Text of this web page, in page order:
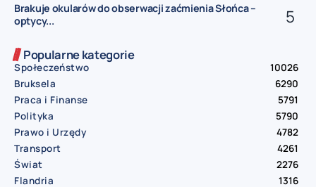
Brakuje okularów do obserwacji zaćmienia Słońca –
optycy...
Popularne kategorie
Społeczeństwo
10026
Bruksela
6290
Praca i Finanse
5791
Polityka
5790
Prawo i Urzędy
4782
Transport
4261
Świat
2276
Flandria
1316